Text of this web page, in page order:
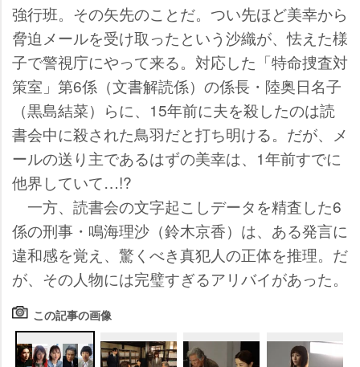
強行班。その矢先のことだ。つい先ほど美幸から
脅迫メールを受け取ったという沙織が、怯えた様
子で警視庁にやって来る。対応した「特命捜査対
策室」第6係（文書解読係）の係長・陸奥日名子
（黒島結菜）らに、15年前に夫を殺したのは読
書会中に殺された鳥羽だと打ち明ける。だが、メ
ールの送り主であるはずの美幸は、1年前すでに
他界していて…!?
一方、読書会の文字起こしデータを精査した6
係の刑事・鳴海理沙（鈴木京香）は、ある発言に
違和感を覚え、驚くべき真犯人の正体を推理。だ
が、その人物には完璧すぎるアリバイがあった。
この記事の画像